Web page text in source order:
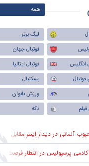
همه
لیگ برتر
فوتبال جهان
انگلیس
فوتبال ایتالیا
فوتبال
بسکتبال
ورزش بانوان
دکه
آلمانی در دیدار اینتر مقابل میلان
پرسپولیس در انتظار فرصت در ترکیب اصلی